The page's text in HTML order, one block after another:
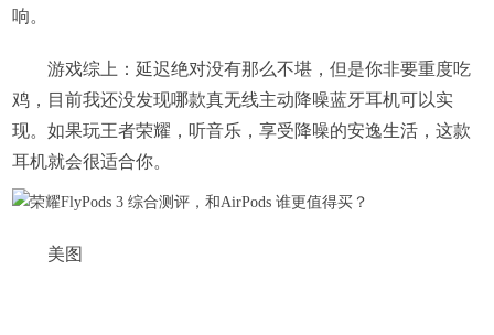
响。
游戏综上：延迟绝对没有那么不堪，但是你非要重度吃
鸡，目前我还没发现哪款真无线主动降噪蓝牙耳机可以实
现。如果玩王者荣耀，听音乐，享受降噪的安逸生活，这款
耳机就会很适合你。
美图